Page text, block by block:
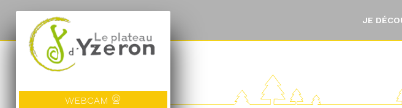
WEBCAM
JE
TARIFS